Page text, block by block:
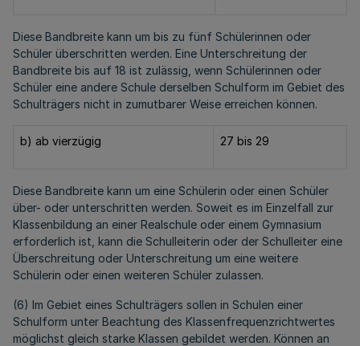
Diese Bandbreite kann um bis zu fünf Schülerinnen oder
Schüler überschritten werden. Eine Unterschreitung der
Bandbreite bis auf 18 ist zulässig, wenn Schülerinnen oder
Schüler eine andere Schule derselben Schulform im Gebiet des
Schulträgers nicht in zumutbarer Weise erreichen können.
b) ab vierzügig 27 bis 29
Diese Bandbreite kann um eine Schülerin oder einen Schüler
über- oder unterschritten werden. Soweit es im Einzelfall zur
Klassenbildung an einer Realschule oder einem Gymnasium
erforderlich ist, kann die Schulleiterin oder der Schulleiter eine
Überschreitung oder Unterschreitung um eine weitere
Schülerin oder einen weiteren Schüler zulassen.
(6) Im Gebiet eines Schulträgers sollen in Schulen einer
Schulform unter Beachtung des Klassenfrequenzrichtwertes
möglichst gleich starke Klassen gebildet werden. Können an